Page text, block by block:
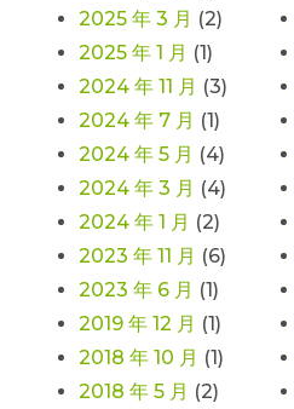
2025 年 3 月 (2)
2025 年 1 月 (1)
2024 年 11 月 (3)
2024 年 7 月 (1)
2024 年 5 月 (4)
2024 年 3 月 (4)
2024 年 1 月 (2)
2023 年 11 月 (6)
2023 年 6 月 (1)
2019 年 12 月 (1)
2018 年 10 月 (1)
2018 年 5 月 (2)